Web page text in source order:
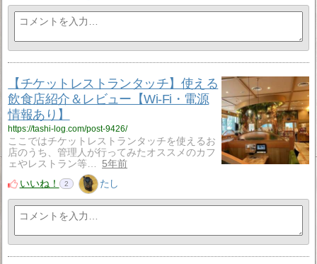
【チケットレストランタッチ】使える
飲食店紹介＆レビュー【Wi-Fi・電源
情報あり】
https://tashi-log.com/post-9426/
ここではチケットレストランタッチを使えるお
店のうち、管理人が行ってみたオススメのカフ
ェやレストラン等…
5年前
いいね！
2 たし